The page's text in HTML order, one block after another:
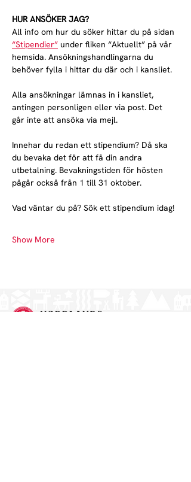
HUR ANSÖKER JAG?
All info om hur du söker hittar du på sidan
“Stipendier” under fliken “Aktuellt” på vår
hemsida. Ansökningshandlingarna du
behöver fylla i hittar du där och i kansliet.
Alla ansökningar lämnas in i kansliet,
antingen personligen eller via post. Det
går inte att ansöka via mejl.
Innehar du redan ett stipendium? Då ska
du bevaka det för att få din andra
utbetalning. Bevakningstiden för hösten
pågår också från 1 till 31 oktober.
Vad väntar du på? Sök ett stipendium idag!
Show More